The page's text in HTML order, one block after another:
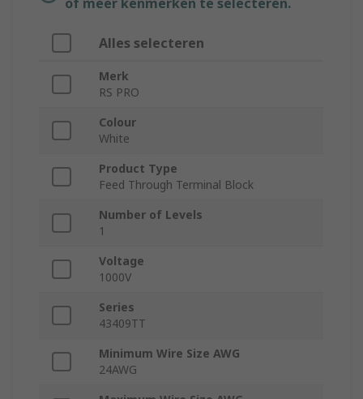
of meer kenmerken te selecteren.
Alles selecteren
Merk
RS PRO
Colour
White
Product Type
Feed Through Terminal Block
Number of Levels
1
Voltage
1000V
Series
43409TT
Minimum Wire Size AWG
24AWG